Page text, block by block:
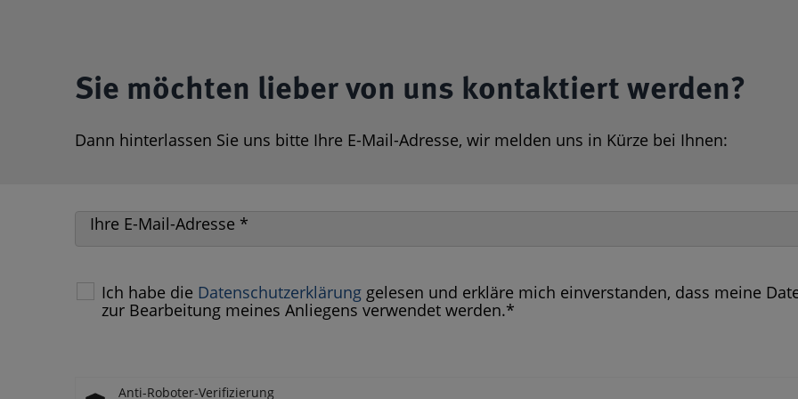
Sie möchten lieber von uns kontaktiert werden?
Dann hinterlassen Sie uns bitte Ihre E-Mail-Adresse, wir melden uns in Kürze bei Ihnen:
Ihre E-Mail-Adresse *
Ich habe die Datenschutzerklärung gelesen und erkläre mich einverstanden, dass meine
zur Bearbeitung meines Anliegens verwendet werden.*
Anti-Roboter-Verifizierung